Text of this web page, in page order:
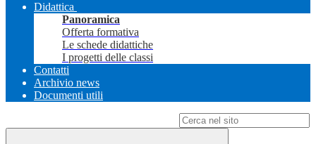
Didattica
Panoramica
Offerta formativa
Le schede didattiche
I progetti delle classi
Contatti
Archivio news
Documenti utili